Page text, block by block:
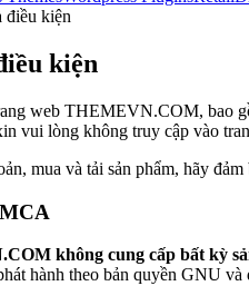
điều kiện
kiện
web THEMEVN.COM, bao
vui lòng không truy cập vào
mua và tải sản phẩm, hãy
không cung cấp bất kỳ
hành theo bản quyền GNU